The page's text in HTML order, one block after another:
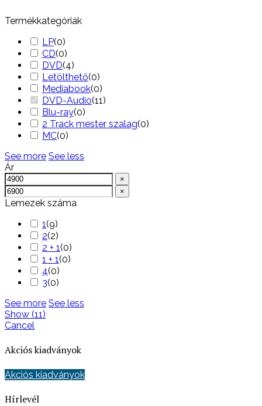
Termékkategóriák
LP(0)
CD(0)
DVD(4)
Letölthető(0)
Mediabook(0)
DVD-Audio(11)
Blu-ray(0)
2 Track mester szalag(0)
MC(0)
See more See less
Ár
×
×
Lemezek száma
1(9)
2(2)
2 + 1(0)
1 + 1(0)
4(0)
3(0)
See more See less
Show (11)
Cancel
Akciós kiadványok
Akciós kiadványok
Hírlevél